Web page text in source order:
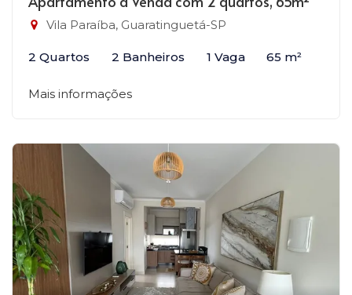
Vila Paraíba, Guaratinguetá-SP
2 Quartos 2 Banheiros 1 Vaga 65 m²
Mais informações